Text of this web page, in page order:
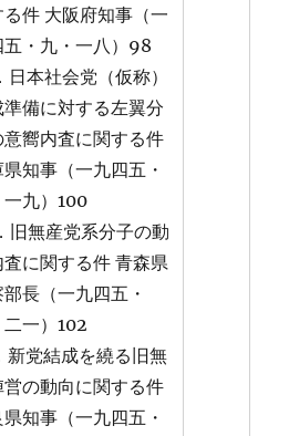
る件 大阪府知事（一
五・九・一八）98
日本社会党（仮称）
準備に対する左翼分
意嚮内査に関する件
知事（一九四五・
一九）100
旧無産党系分子の動
査に関する件 青森県
長（一九四五・
二一）102
新党結成を繞る旧無
営の動向に関する件
知事（一九四五・